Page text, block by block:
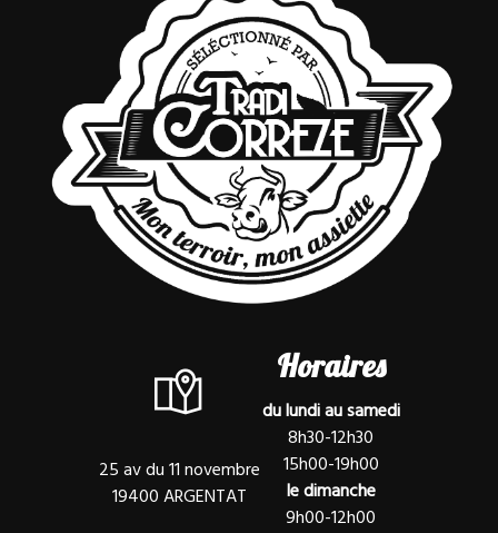
25 av du 11 novembre
19400 ARGENTAT
Horaires
du lundi au samedi
8h30-12h30
15h00-19h00
le dimanche
9h00-12h00